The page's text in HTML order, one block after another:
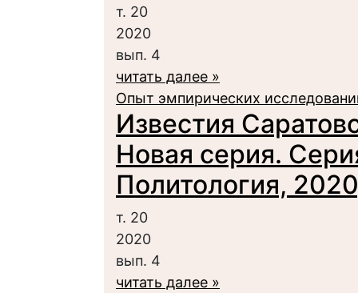
т. 20
2020
вып. 4
читать далее »
Опыт эмпирических
Известия
Новая серия.
Политология,
т. 20
2020
вып. 4
читать далее »